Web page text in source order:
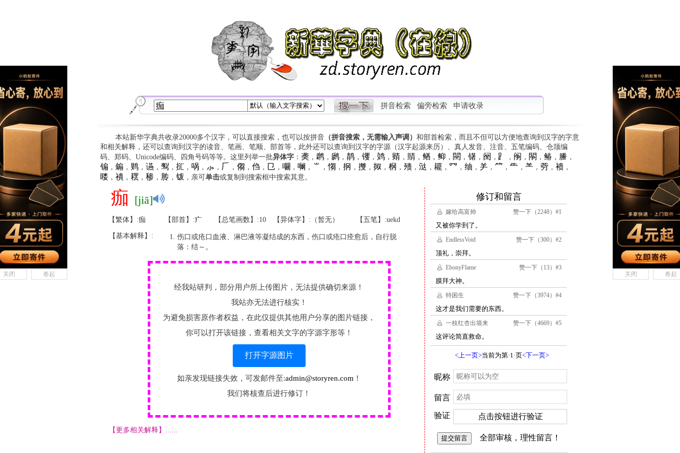
拼音检索 偏旁检索 申请收录
本站新华字典共收录20000多个汉字，可以直接搜索，也可以按拼音（拼音搜索，无需输入声调） 和部首检索，而且不但可以方便地查询到汉字的字意
和相关解释，还可以查询到汉字的读音、笔画、笔顺、部首等，此外还可以查询到汉字的字源（汉字起源来历）、真人发音、注音、五笔编码、仓颉编
码、郑码、Unicode编码、四角号码等等。这里列举一批异体字： 䶮 ， 䴙， 䴘， 䴖， 䦆， 䴔， 䞍， 䝼， 䲡 ， 䲟 ， 䦟 ， 䦃， 䦷 ， ⻊ ， 䦶 ， 䦛 ， 䲠 ， 䲢 ，
䦂 ， 䥇 ， 䴗， 䜩， 䴕， 㧟 ， 㖞 ， ⺗ ， 𠂆 ， 㑳 ， 㑇 ， 㔾 ， 㘚 ， 㘎 ， ⺌ ， 㥮 ， 㧏 ， 㩳， 㧐 ， 㭎 ， 㱮， 㳠 ， 䎱 ， ⺳ ， 䌷 ， ⺶， ⺮ ， ⺧， ⺷， 䓖， 䙌，
䁖， 䙡， 䎬 ， 䅟， 䏝， 䥽，亲可单击或复制到搜索框中搜索其意。
痂 [jiā]
【繁体】:痂 【部首】:疒 【总笔画数】:10 【异体字】:（暂无） 【五笔】:uekd
【基本解释】:
伤口或疮口血液、淋巴液等凝结成的东西，伤口或疮口痊愈后，自行脱
落：结～。
经我站研判，部分用户所上传图片，无法提供确切来源！
我站亦无法进行核实！
为避免损害原作者权益，在此仅提供其他用户分享的图片链接，
你可以打开该链接，查看相关文字的字源字形等！
打开字源图片
如亲发现链接失效，可发邮件至:admin@storyren.com ！
我们将核查后进行修订！
【更多相关解释】......
关闭 卷起 关闭 卷起